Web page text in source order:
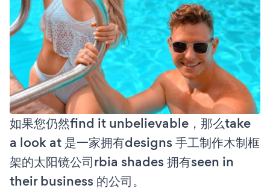
如果您仍然find it unbelievable，那么take
a look at 是一家拥有designs 手工制作木制框
架的太阳镜公司rbia shades 拥有seen in
their business 的公司。